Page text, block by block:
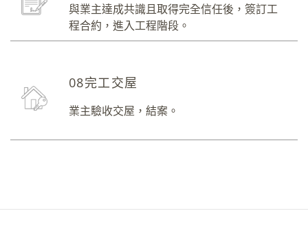
與業主達成共識且取得完全信任後，簽訂工
程合約，進入工程階段。
08完工交屋
業主驗收交屋，結案。